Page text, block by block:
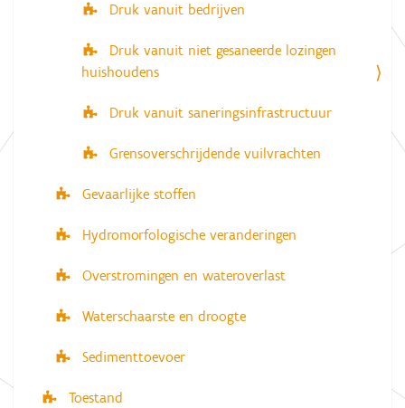
Druk vanuit bedrijven
Druk vanuit niet gesaneerde lozingen
huishoudens
Druk vanuit saneringsinfrastructuur
Grensoverschrijdende vuilvrachten
Gevaarlijke stoffen
Hydromorfologische veranderingen
Overstromingen en wateroverlast
Waterschaarste en droogte
Sedimenttoevoer
Toestand